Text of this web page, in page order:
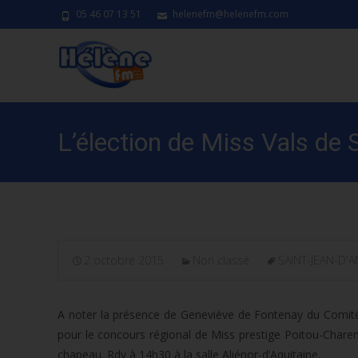
05 46 07 13 51 helenefm@helenefm.com
L’élection de Miss Vals de
A noter la présence de Geneviève de Fontenay du
pour le concours régional de Miss prestige Poitou-
chapeau. Rdv à 14h30 à la salle Aliénor-d’Aquitaine.